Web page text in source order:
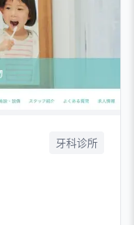
牙科诊所